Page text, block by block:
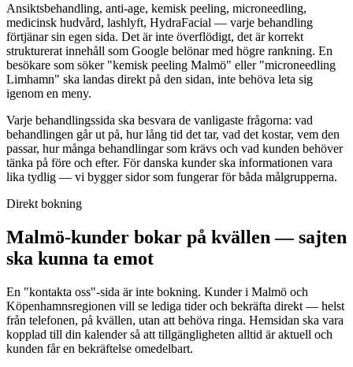
Ansiktsbehandling, anti-age, kemisk peeling, microneedling,
medicinsk hudvård, lashlyft, HydraFacial — varje behandling
förtjänar sin egen sida. Det är inte överflödigt, det är korrekt
strukturerat innehåll som Google belönar med högre rankning. En
besökare som söker "kemisk peeling Malmö" eller "microneedling
Limhamn" ska landas direkt på den sidan, inte behöva leta sig
igenom en meny.
Varje behandlingssida ska besvara de vanligaste frågorna: vad
behandlingen går ut på, hur lång tid det tar, vad det kostar, vem den
passar, hur många behandlingar som krävs och vad kunden behöver
tänka på före och efter. För danska kunder ska informationen vara
lika tydlig — vi bygger sidor som fungerar för båda målgrupperna.
Direkt bokning
Malmö-kunder bokar på kvällen — sajten
ska kunna ta emot
En "kontakta oss"-sida är inte bokning. Kunder i Malmö och
Köpenhamnsregionen vill se lediga tider och bekräfta direkt — helst
från telefonen, på kvällen, utan att behöva ringa. Hemsidan ska vara
kopplad till din kalender så att tillgängligheten alltid är aktuell och
kunden får en bekräftelse omedelbart.